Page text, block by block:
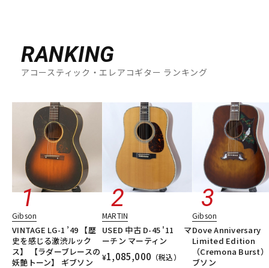
RANKING
アコースティック・エレアコギター ランキング
Gibson
VINTAGE LG-1 ’49 【歴
史を感じる激渋ルック
ス】 【ラダーブレースの
妖艶トーン】 ギブソン
MARTIN
USED 中古 D-45 '11 マ
ーチン マーティン
¥1,085,000 （税込）
Gibson
Dove Anniversary
Limited Edition
（Cremona Burst
ブソン